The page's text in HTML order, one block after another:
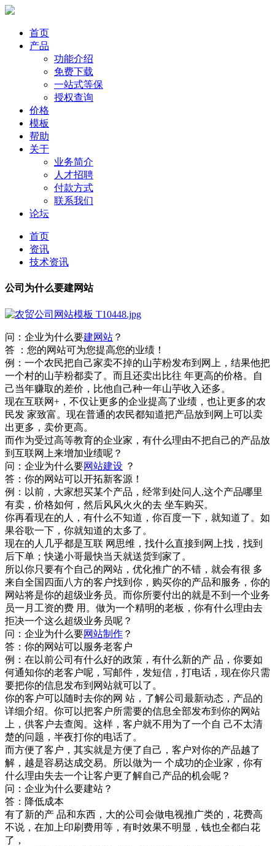
首页
产品
功能介绍
免费下载
一站式等保
授权查询
价格
模板
帮助
关于
业务简介
人才招聘
付款方式
联系我们
论坛
首页
资讯
技术资讯
公司为什么要建网站
问：企业为什么要建网站 ？
答 ：您的网站可为您提高您的业绩！
例：一个农民把自己家卖不掉的山芋粉发布到网上，结果他把
一个村的山芋粉都卖了。而且还卖出比往 年更高的价格。自
己当年赚取的差价，比他自己种一年山芋收入还多。
现在互联网+，不仅让更多的企业提高了业绩，也让更多的农
民发 家致富。现在普通的农民都知道把产品放到网上可以卖
出更多，卖价更高。
而作为受过高等教育的企业家，有什么理由不把自己的产品放
到互联网上来增加业绩呢？
问：企业为什么要网站建设 ？
答：你的网站可以开拓新客源！
例：以前，大家想买某个产品，经常到处问人,这个产品哪里
有卖，价格如何，然后风风火火的去 坐车购买。
你再看现在的人，有什么不知道，你百度一下，就知道了。如
果谷歌一下，你就知道的太多了。
现在的人几乎都是互联 网思维，找什么直接到网上找，找到
后下单；快递小哥最快当天就送货到家了。
所以你只要有个自己的网站，优化推广的不错，就会有很 多
来自全国四面八方的客户找到你，购买你的产品和服务，你的
网站将是你的超级业务员。而你所要付出的就是不到一个业务
员一月工资的费 用。做为一个精明的老板，你有什么理由去
拒决一个这么超级业务员呢？
问：企业为什么要网站制作 ？
答：你的网站可以服务老客户
例：在以前公司有什么好的政策，有什么新的产 品，你要如
何通知你的老客户呢，写邮件，发短信，打电话，现在你只需
要把你的信息发布到网站就可以了。
你的客户可以随时去你的网 站，了解公司最新动态，产品的
详细介绍。你可以把客户所需要的信息全部发布到你的网站
上，供客户去查阅。这样，客户就不用为了一个自 己不太清
楚的问题，半夜打你的电话了。
而方便了客户，其实就是方便了自己，客户对你的产品越了
解，越是容易达成交易。所以做为一 个成功的企业家，你有
什么理由失去一个让客户更了解自己产品的机会呢？
问：企业为什么要建站？
答：降低成本
有了新的产 品和东西，大的公司会做电视推广类的，花费高
不说，在加上印刷费用等，有时效果不明显，钱也全都白花
了，